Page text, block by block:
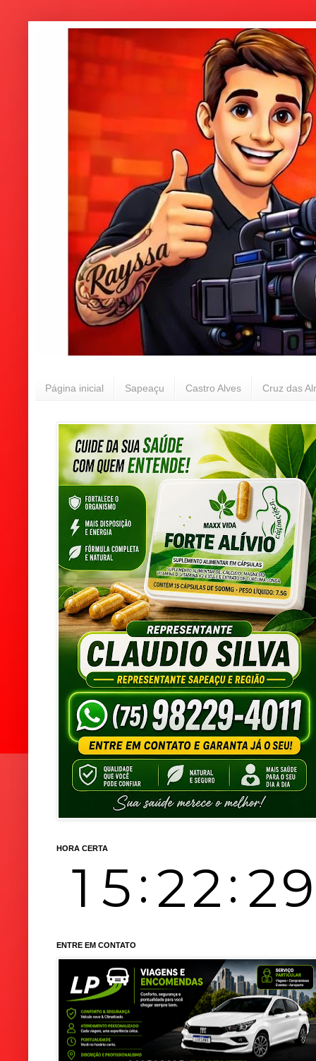
Página inicial Sapeaçu Castro Alves Cruz das
HORA CERTA
ENTRE EM CONTATO